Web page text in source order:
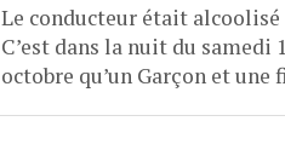
Le conducteur était
C’est dans la nuit du samedi
octobre qu’un Garçon et une